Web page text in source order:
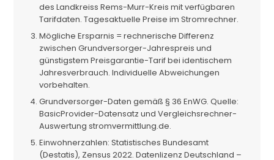
des Landkreiss Rems-Murr-Kreis mit verfügbaren
Tarifdaten. Tagesaktuelle Preise im Stromrechner.
Mögliche Ersparnis = rechnerische Differenz
zwischen Grundversorger-Jahrespreis und
günstigstem Preisgarantie-Tarif bei identischem
Jahresverbrauch. Individuelle Abweichungen
vorbehalten.
Grundversorger-Daten gemäß § 36 EnWG. Quelle:
BasicProvider-Datensatz und Vergleichsrechner-
Auswertung stromvermittlung.de.
Einwohnerzahlen: Statistisches Bundesamt
(Destatis), Zensus 2022. Datenlizenz Deutschland –